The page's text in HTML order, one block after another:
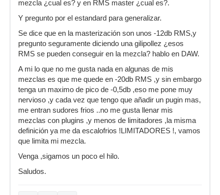
mezcla ¿cual es? y en RMS master ¿cual es?.
Y pregunto por el estandard para generalizar.
Se dice que en la masterización son unos -12db RMS,y
pregunto seguramente diciendo una gilipollez ¿esos
RMS se pueden conseguir en la mezcla? hablo en DAW.
A mi lo que no me gusta nada en algunas de mis
mezclas es que me quede en -20db RMS ,y sin embargo
tenga un maximo de pico de -0,5db ,eso me pone muy
nervioso ,y cada vez que tengo que añadir un pugin mas,
me entran sudores frios ..no me gusta llenar mis
mezclas con plugins ,y menos de limitadores ,la misma
definición ya me da escalofrios !LIMITADORES !, vamos
que limita mi mezcla.
Venga ,sigamos un poco el hilo.
Saludos.